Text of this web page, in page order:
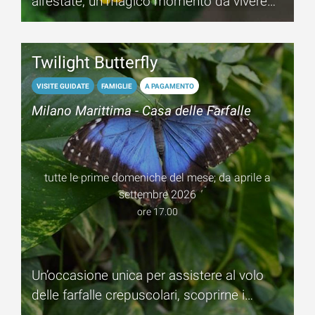
alla Casa delle Farfalle di Milano Marittima
Twilight Butterfly
VISITE GUIDATE FAMIGLIE A PAGAMENTO
Milano Marittima - Casa delle Farfalle
tutte le prime domeniche del mese; da aprile a
settembre 2026
ore 17.00
Un’occasione unica per assistere al volo
delle farfalle crepuscolari, scoprirne i